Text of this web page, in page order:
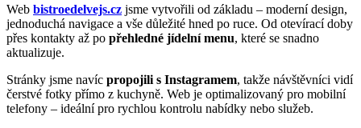
Web bistroedelvejs.cz jsme vytvořili od základu – moderní design,
jednoduchá navigace a vše důležité hned po ruce. Od otevírací doby
přes kontakty až po přehledné jídelní menu, které se snadno
aktualizuje.
Stránky jsme navíc propojili s Instagramem, takže návštěvníci vidí
čerstvé fotky přímo z kuchyně. Web je optimalizovaný pro mobilní
telefony – ideální pro rychlou kontrolu nabídky nebo služeb.